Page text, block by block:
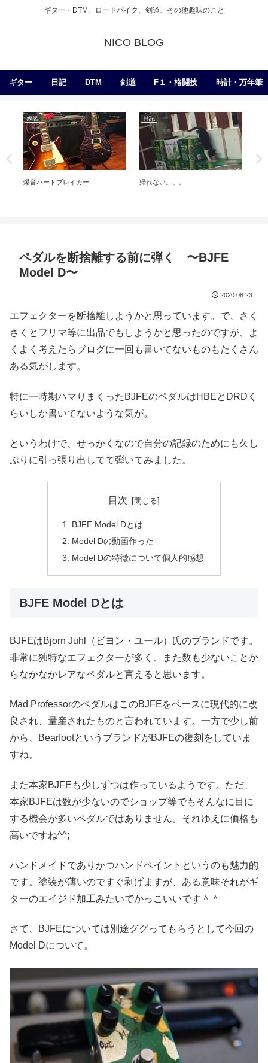
ギター・DTM、ロードバイク、剣道、その他趣味のこと
NICO BLOG
ギター 日記 DTM 剣道 F１・格闘技 時計・万年筆
練習
爆音ハートブレイカー
日記
帰れない。。。
ペダルを断捨離する前に弾く 〜BJFE
Model D〜
2020.08.23
エフェクターを断捨離しようかと思っています。で、さく
さくとフリマ等に出品でもしようかと思ったのですが、よ
くよく考えたらブログに一回も書いてないものもたくさん
ある気がします。
特に一時期ハマりまくったBJFEのペダルはHBEとDRDく
らいしか書いてないような気が。
というわけで、せっかくなので自分の記録のためにも久し
ぶりに引っ張り出してて弾いてみました。
目次
BJFE Model Dとは
Model Dの動画作った
Model Dの特徴について個人的感想
BJFE Model Dとは
BJFEはBjorn Juhl（ビヨン・ユール）氏のブランドです。
非常に独特なエフェクターが多く、また数も少ないことか
らなかなかレアなペダルと言えると思います。
Mad ProfessorのペダルはこのBJFEをベースに現代的に改
良され、量産されたものと言われています。一方で少し前
から、BearfootというブランドがBJFEの復刻をしていま
すね。
また本家BJFEも少しずつは作っているようです。ただ、
本家BJFEは数が少ないのでショップ等でもそんなに目に
する機会が多いペダルではありません。それゆえに価格も
高いですね^^;
ハンドメイドでありかつハンドペイントというのも魅力的
です。塗装が薄いのですぐ剥げますが、ある意味それがギ
ターのエイジド加工みたいでかっこいいです＾＾
さて、BJFEについては別途ググってもらうとして今回の
Model Dについて。